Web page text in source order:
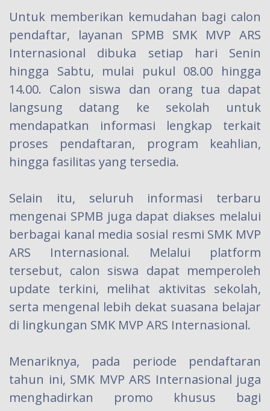
Untuk memberikan kemudahan bagi calon
pendaftar, layanan SPMB SMK MVP ARS
Internasional dibuka setiap hari Senin
hingga Sabtu, mulai pukul 08.00 hingga
14.00. Calon siswa dan orang tua dapat
langsung datang ke sekolah untuk
mendapatkan informasi lengkap terkait
proses pendaftaran, program keahlian,
hingga fasilitas yang tersedia.
Selain itu, seluruh informasi terbaru
mengenai SPMB juga dapat diakses melalui
berbagai kanal media sosial resmi SMK MVP
ARS Internasional. Melalui platform
tersebut, calon siswa dapat memperoleh
update terkini, melihat aktivitas sekolah,
serta mengenal lebih dekat suasana belajar
di lingkungan SMK MVP ARS Internasional.
Menariknya, pada periode pendaftaran
tahun ini, SMK MVP ARS Internasional juga
menghadirkan promo khusus bagi